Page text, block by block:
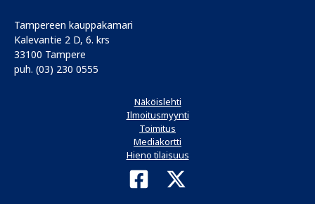
Tampereen kauppakamari
Kalevantie 2 D, 6. krs
33100 Tampere
puh. (03) 230 0555
Näköislehti
Ilmoitusmyynti
Toimitus
Mediakortti
Hieno tilaisuus